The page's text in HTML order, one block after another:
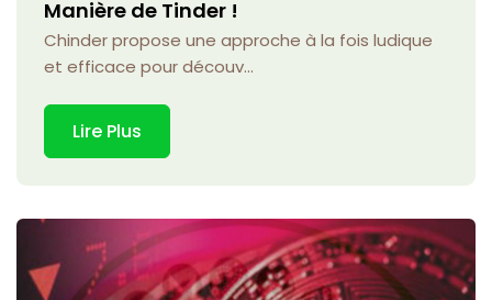
Manière de Tinder !
Chinder propose une approche à la fois ludique
et efficace pour découv...
Lire Plus